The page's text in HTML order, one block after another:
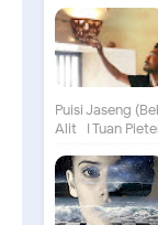
Puisi Jaseng
Alit I Tuan